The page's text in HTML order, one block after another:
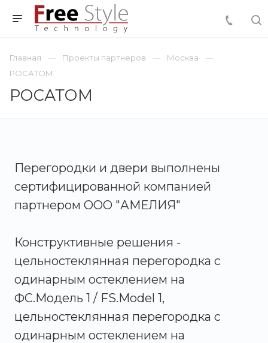
Главная Проекты партнеров
Москва
РОСАТОМ
РОСАТОМ
Перегородки и двери выполнены
сертифицированной компанией
партнером ООО "АМЕЛИЯ"
Конструктивные решения -
цельностеклянная перегородка с
одинарным остеклением на
ФС.Модель 1 / FS.Model 1,
цельностеклянная перегородка с
одинарным остеклением на